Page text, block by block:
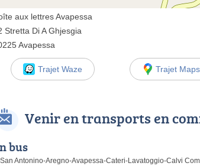
aux lettres Avapessa
Stretta Di A Ghjesgia
Avapessa
Trajet Waze Trajet Maps
Venir en transports en
bus
San Antonino-Aregno-Avapessa-Cateri-Lavatoggio-Calvi